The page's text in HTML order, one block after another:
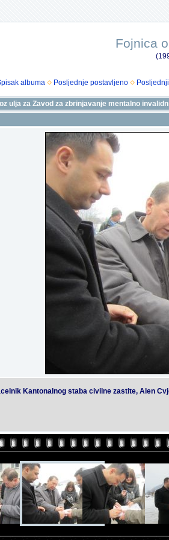
Fojnica
albuma
Posljednje postavljeno
ulja za Zavod za zbrinjavanje mentalno
Kantonalnog staba civilne zastite, Alen